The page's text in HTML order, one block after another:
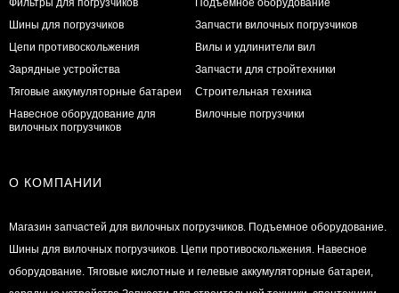
Шины для погрузчиков
Цепи противоскольжения
Зарядные устройства
Тяговые аккумуляторные батареи
Навесное оборудование для
вилочных погрузчиков
Запчасти вилочных погрузчиков
Вилы и удлинители вил
Запчасти для стройтехники
Строительная техника
Вилочные погрузчики
О КОМПАНИИ
Магазин запчастей для вилочных погрузчиков. Подъемное оборудование.
Шины для вилочных погрузчиков. Цепи противоскольжения. Навесное
оборудование. Тяговые кислотные и гелевые аккумуляторные батареи,